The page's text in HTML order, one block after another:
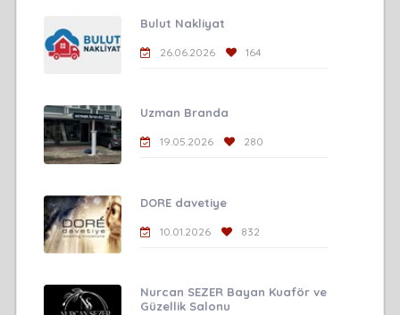
Bulut Nakliyat
26.06.2026 164
Uzman Branda
19.05.2026 280
DORE davetiye
10.01.2026 832
Nurcan SEZER Bayan Kuaför ve
Güzellik Salonu